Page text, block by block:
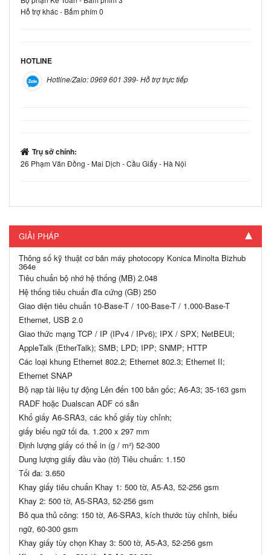
Hỗ trợ khác - Bấm phím 0
HOTLINE
Hotline/Zalo: 0969 601 399- Hỗ trợ trực tiếp
Trụ sở chính:
26 Phạm Văn Đồng - Mai Dịch - Cầu Giấy - Hà Nội
GIẢI PHÁP
Thông số kỹ thuật cơ bản máy photocopy Konica Minolta Bizhub
364e
Tiêu chuẩn bộ nhớ hệ thống (MB) 2.048
Hệ thống tiêu chuẩn đĩa cứng (GB) 250
Giao diện tiêu chuẩn 10-Base-T / 100-Base-T / 1.000-Base-T
Ethernet, USB 2.0
Giao thức mạng TCP / IP (IPv4 / IPv6); IPX / SPX; NetBEUI;
AppleTalk (EtherTalk); SMB; LPD; IPP; SNMP; HTTP
Các loại khung Ethernet 802.2; Ethernet 802.3; Ethernet II;
Ethernet SNAP
Bộ nạp tài liệu tự động Lên đến 100 bản gốc; A6-A3; 35-163 gsm
RADF hoặc Dualscan ADF có sẵn
Khổ giấy A6-SRA3, các khổ giấy tùy chỉnh;
giấy biểu ngữ tối đa. 1.200 x 297 mm
Định lượng giấy có thể in (g / m²) 52-300
Dung lượng giấy đầu vào (tờ) Tiêu chuẩn: 1.150
Tối đa: 3.650
Khay giấy tiêu chuẩn Khay 1: 500 tờ, A5-A3, 52-256 gsm
Khay 2: 500 tờ, A5-SRA3, 52-256 gsm
Bỏ qua thủ công: 150 tờ, A6-SRA3, kích thước tùy chỉnh, biểu
ngữ, 60-300 gsm
Khay giấy tùy chọn Khay 3: 500 tờ, A5-A3, 52-256 gsm